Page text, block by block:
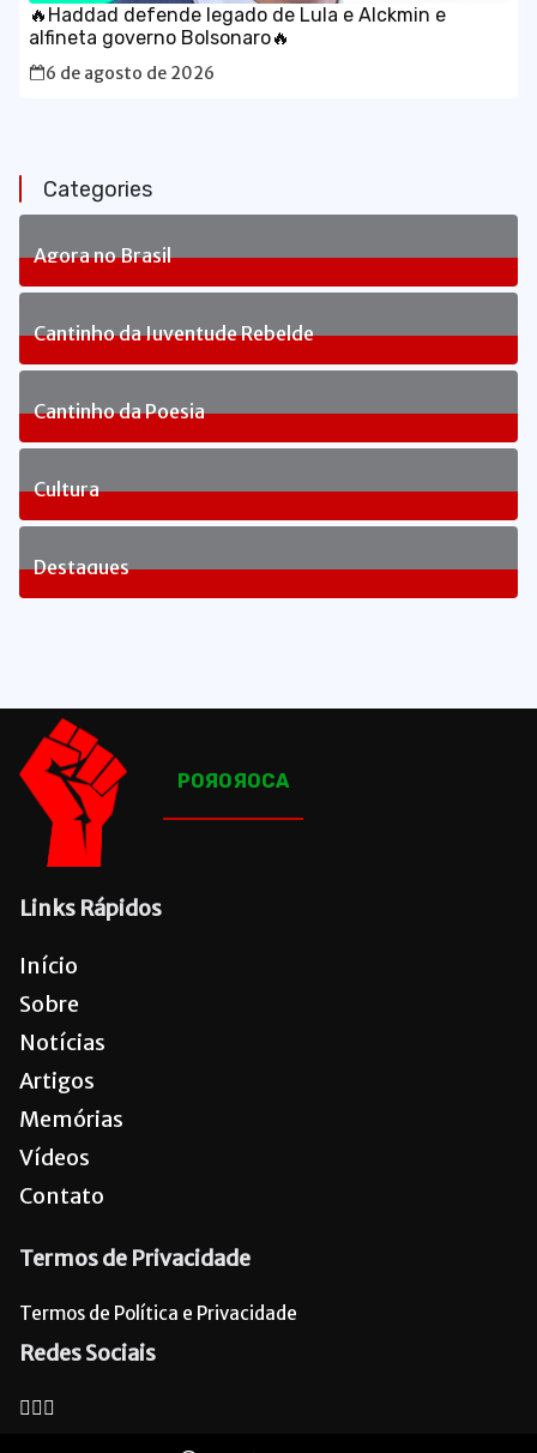
🔥Haddad defende legado de Lula e Alckmin e
alfineta governo Bolsonaro🔥
6 de agosto de 2026
Categories
Agora no Brasil
236Posts
Cantinho da Juventude Rebelde
3Posts
Cantinho da Poesia
1Posts
Cultura
82Posts
Destaques
POЯOЯOCA
Links Rápidos
Início
Sobre
Notícias
Artigos
Memórias
Vídeos
Contato
Termos de Privacidade
Termos de Política e Privacidade
Redes Sociais